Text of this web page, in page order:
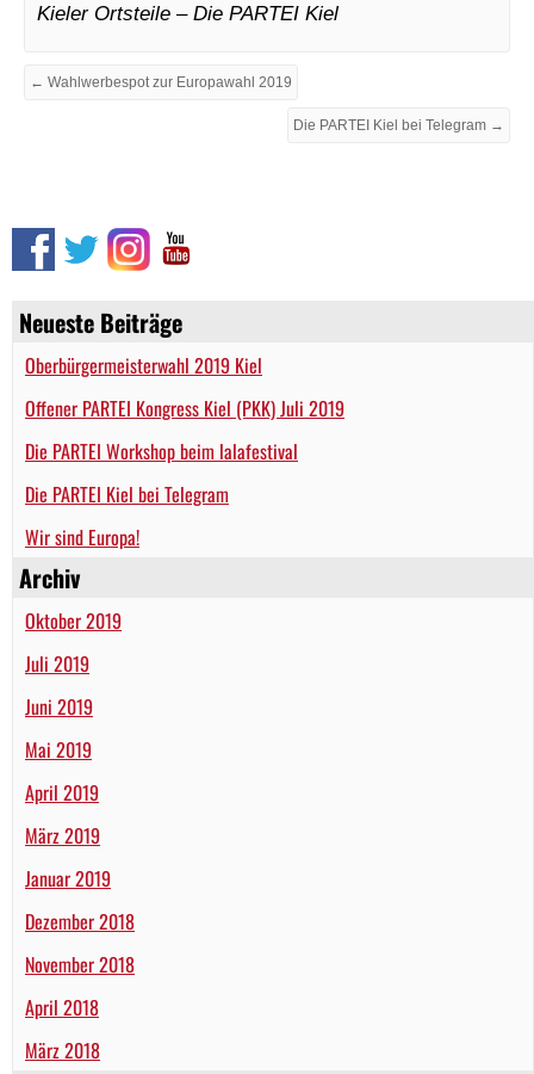
Neueste Beiträge
Oberbürgermeisterwahl 2019 Kiel
Offener PARTEI Kongress Kiel (PKK) Juli 2019
Die PARTEI Workshop beim lalafestival
Die PARTEI Kiel bei Telegram
Wir sind Europa!
Archiv
Oktober 2019
Juli 2019
Juni 2019
Mai 2019
April 2019
März 2019
Januar 2019
Dezember 2018
November 2018
April 2018
März 2018
Kieler Ortsteile – Die PARTEI Kiel
← Wahlwerbespot zur Europawahl 2019
Die PARTEI Kiel bei Telegram →